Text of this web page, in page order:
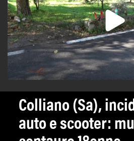
Colliano (Sa),
auto e scooter: